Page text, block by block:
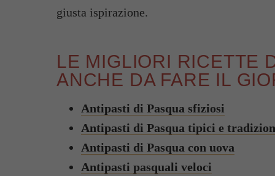
giusta ispirazione.
LE MIGLIORI RICETTE
ANCHE DA FARE IL
Antipasti di Pasqua sfiziosi
Antipasti di Pasqua tipici e
Antipasti di Pasqua con uova
Antipasti pasquali veloci